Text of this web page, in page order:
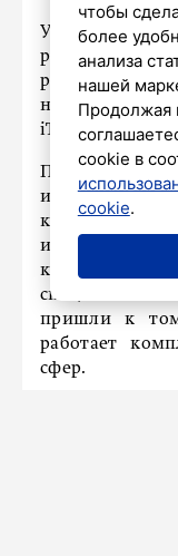
Угрозы
развиваться в
рассказал в
направления
iTPROTECT
По его
как и в
специалисты
пришли к
работает
сфер.
чтобы
более
анализа
нашей
Продолжая
cookie в
cookie.